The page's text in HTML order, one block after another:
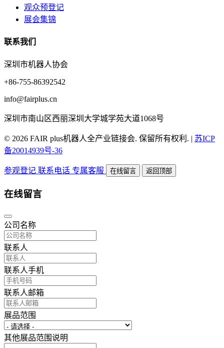
观众预登记
展会集锦
联系我们
深圳市机器人协会
+86-755-86392542
info@fairplus.cn
深圳市南山区西丽深圳大学城学苑大道1068号
© 2026 FAIR plus机器人全产业链接会. 保留所有权利. | 苏ICP
备20014939号-36
参观登记 联系电话 专属客服 在线留言 返回顶部
在线留言
公司名称
联系人
联系人手机
联系人邮箱
展品范围
其他展品范围说明